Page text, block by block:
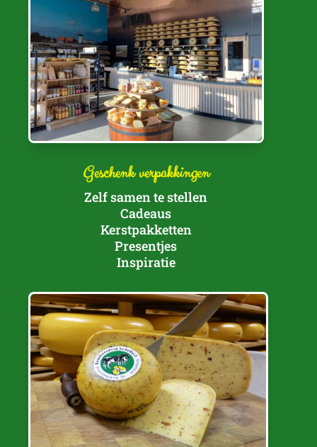
Geschenk verpakkingen
Zelf samen te stellen
Cadeaus
Kerstpakketten
Presentjes
Inspiratie